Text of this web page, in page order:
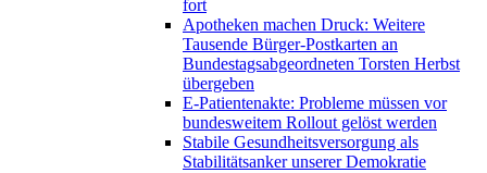
fort
Apotheken machen Druck: Weitere
Tausende Bürger-Postkarten an
Bundestagsabgeordneten Torsten Herbst
übergeben
E-Patientenakte: Probleme müssen vor
bundesweitem Rollout gelöst werden
Stabile Gesundheitsversorgung als
Stabilitätsanker unserer Demokratie